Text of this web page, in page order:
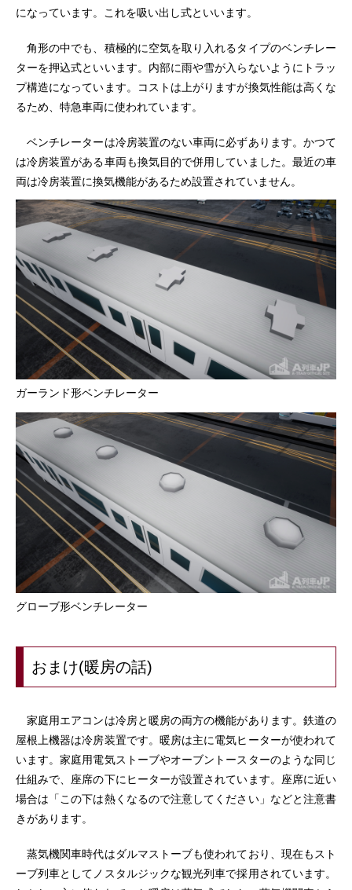
になっています。これを吸い出し式といいます。
角形の中でも、積極的に空気を取り入れるタイプのベンチレー
ターを押込式といいます。内部に雨や雪が入らないようにトラッ
プ構造になっています。コストは上がりますが換気性能は高くな
るため、特急車両に使われています。
ベンチレーターは冷房装置のない車両に必ずあります。かつて
は冷房装置がある車両も換気目的で併用していました。最近の車
両は冷房装置に換気機能があるため設置されていません。
ガーランド形ベンチレーター
グローブ形ベンチレーター
おまけ(暖房の話)
家庭用エアコンは冷房と暖房の両方の機能があります。鉄道の
屋根上機器は冷房装置です。暖房は主に電気ヒーターが使われて
います。家庭用電気ストーブやオーブントースターのような同じ
仕組みで、座席の下にヒーターが設置されています。座席に近い
場合は「この下は熱くなるので注意してください」などと注意書
きがあります。
蒸気機関車時代はダルマストーブも使われており、現在もスト
ーブ列車としてノスタルジックな観光列車で採用されています。